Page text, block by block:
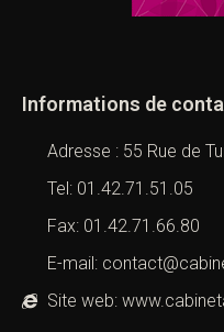
Informations de
Adresse : 55 Rue de
Tel: 01.42.71.51.05
Fax: 01.42.71.66.80
E-mail:
Site web: